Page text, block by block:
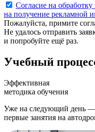
Согласие на
на получение рекламной
Пожалуйста, примите
Не удалось отправить
и попробуйте ещё раз.
Учебный
Эффективная
методика обучения
Уже на следующий день —
первые занятия на